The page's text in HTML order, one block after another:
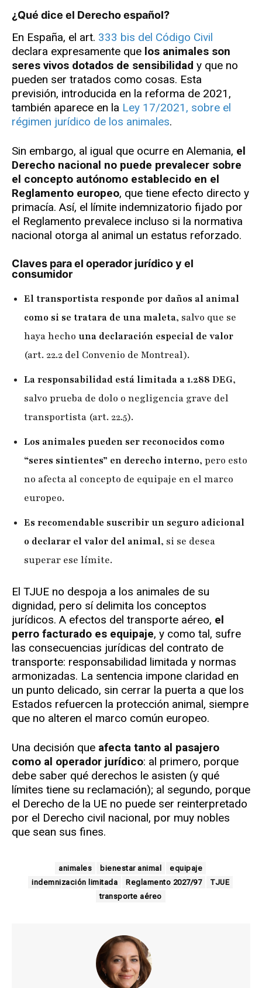
¿Qué dice el Derecho español?
En España, el art. 333 bis del Código Civil
declara expresamente que los animales son
seres vivos dotados de sensibilidad y que no
pueden ser tratados como cosas. Esta
previsión, introducida en la reforma de 2021,
también aparece en la Ley 17/2021, sobre el
régimen jurídico de los animales.
Sin embargo, al igual que ocurre en Alemania, el
Derecho nacional no puede prevalecer sobre
el concepto autónomo establecido en el
Reglamento europeo, que tiene efecto directo y
primacía. Así, el límite indemnizatorio fijado por
el Reglamento prevalece incluso si la normativa
nacional otorga al animal un estatus reforzado.
Claves para el operador jurídico y el
consumidor
El transportista responde por daños al animal
como si se tratara de una maleta, salvo que se
haya hecho una declaración especial de valor
(art. 22.2 del Convenio de Montreal).
La responsabilidad está limitada a 1.288 DEG,
salvo prueba de dolo o negligencia grave del
transportista (art. 22.5).
Los animales pueden ser reconocidos como
“seres sintientes” en derecho interno, pero esto
no afecta al concepto de equipaje en el marco
europeo.
Es recomendable suscribir un seguro adicional
o declarar el valor del animal, si se desea
superar ese límite.
El TJUE no despoja a los animales de su
dignidad, pero sí delimita los conceptos
jurídicos. A efectos del transporte aéreo, el
perro facturado es equipaje, y como tal, sufre
las consecuencias jurídicas del contrato de
transporte: responsabilidad limitada y normas
armonizadas. La sentencia impone claridad en
un punto delicado, sin cerrar la puerta a que los
Estados refuercen la protección animal, siempre
que no alteren el marco común europeo.
Una decisión que afecta tanto al pasajero
como al operador jurídico: al primero, porque
debe saber qué derechos le asisten (y qué
límites tiene su reclamación); al segundo, porque
el Derecho de la UE no puede ser reinterpretado
por el Derecho civil nacional, por muy nobles
que sean sus fines.
animales bienestar animal
equipaje
indemnización limitada
Reglamento 2027/97
TJUE
transporte aéreo